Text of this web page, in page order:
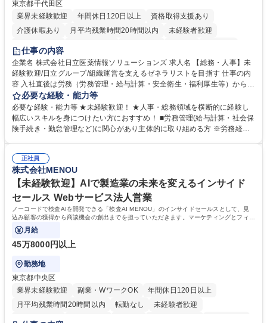
東京都千代田区
業界未経験歓迎
年間休日120日以上
資格取得支援あり
介護休暇あり
月平均残業時間20時間以内
未経験者歓迎
住宅手当あり
育休あり
完全週休2日制 交通費支給 土日祝休み 寮・社宅あり
仕事の内容
企業名 株式会社日立医薬情報ソリューションズ 求人名 【総務・人事】未
経験歓迎/日立グループ/組織運営を支えるゼネラリストを目指す 仕事の内
容 入社直後は労務（労務管理・給与計算・安全衛生・福利厚生等）からお
任せいたします。将来は総務・採用・教育業務へ守備範囲を広げ、組織運
営を支えるゼネラリストをめざせます。 ・初期業務：労働時間管理、給与
計算、社会保険対応、福利厚生管理、安全衛生、健康経営推進等をお任せ
します。ご経験に応じて、休職者管理など、幅広く経験を積んでいただき
幅広く経験を積みたい意欲がある方に最適な環境です。 募集職種 【総
務・人事】未経験歓迎/日立グループ/組織運営を支えるゼネラリストを目
指す
必要な経験・能力等
必要な経験・能力等 ★未経験歓迎！ ★人事・総務領域を横断的に経験し
幅広いスキルを身につけたい方におすすめ！ ■労務管理(給与計算・社会保
険手続き・勤怠管理など)に関心があり主体的に取り組める方 ※労務経験
のご経験 ■労務管理（給与計算・社会保険手続き・勤怠管理など）の経験
■衛生管理者の資格をお持ちの方 学歴・資格 学歴：大学院 大学 高専 短大
専修学校 高校 語学力： 資格：
正社員
株式会社MENOU
【未経験歓迎】AIで製造業の未来を変えるインサイド
セールス Webサービス法人営業
ノーコードで検査AIを開発できる「検査AI MENOU」のインサイドセールスとして、見
込み顧客の獲得から商談機会の創出までを担っていただきます。マーケティングとフィー
ルドセールスをつなぐ役割として、
月給
45万8000円以上
勤務地
東京都中央区
業界未経験歓迎
副業・WワークOK
年間休日120日以上
月平均残業時間20時間以内
転勤なし
未経験者歓迎
時短勤務あり